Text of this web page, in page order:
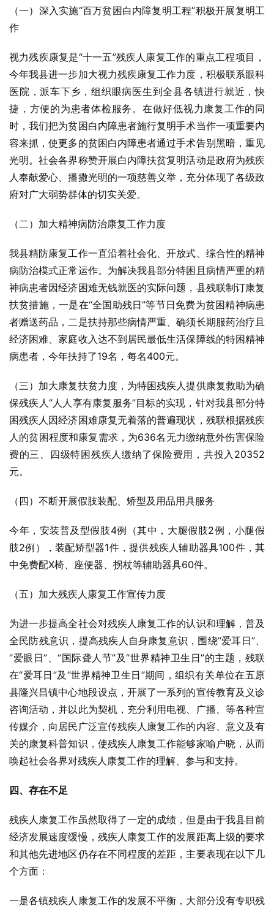
（一）深入实施“百万贫困白内障复明工程”积极开展复明工
作
视力残疾康复是“十一五”残疾人康复工作的重点工程项目，
今年我县进一步加大视力残疾康复工作力度，积极联系眼科
医院，派车下乡，组织眼病医生到全县各镇进行就近，快
捷，方便的为患者体检服务。在做好低视力康复工作的同
时，我们把为贫困白内障患者施行复明手术当作一项重要内
容来抓，使更多的贫困白内障患者通过手术告别黑暗，重见
光明。社会各界称赞开展白内障扶贫复明活动是政府为残疾
人奉献爱心、播撒光明的一项慈善义举，充分体现了各级政
府对广大弱势群体的切实关爱。
（二）加大精神病防治康复工作力度
我县精防康复工作一直沿着社会化、开放式、综合性的精神
病防治模式正常运作。为解决我县部分特困且病情严重的精
神病患者因经济困难无钱就医的实际问题，县残联制订康复
扶贫措施，一是在“全国助残日”等节日免费为贫困精神病患
者赠送药品，二是扶持那些病情严重、确须长期服药治疗且
经济困难、家庭收入达不到居民最低生活保障线的特困精神
病患者，今年扶持了19名，每名400元。
（三）加大康复扶贫力度，为特困残疾人提供康复救助为确
保残疾人“人人享有康复服务”目标的实现，针对我县部分特
困残疾人因经济困难康复无着落的普遍现状，残联根据残疾
人的贫困程度和康复需求，为636名无力缴纳意外伤害保险
费的三、四级特困残疾人缴纳了保险费用，共投入20352
元。
（四）不断开展假肢装配、矫型及用品用具服务
今年，安装普及型假肢4例（其中，大腿假肢2例，小腿假
肢2例），装配矫型器1件，提供残疾人辅助器具100件，其
中免费配X椅、座便器、拐杖等辅助器具60件。
（五）加大残疾人康复工作宣传力度
为进一步提高全社会对残疾人康复工作的认识和理解，普及
全民防残意识，提高残疾人自身康复意识，围绕“爱耳日”、
“爱眼日”、“国际聋人节”及“世界精神卫生日”的主题，残联
在“爱耳日”及“世界精神卫生日”期间，组织有关单位在五原
县隆兴昌镇中心地段设点，开展了一系列的宣传教育及义诊
咨询活动，并以此为契机，充分利用电视、广播、等各种宣
传媒介，向居民广泛宣传残疾人康复工作的内容、意义及有
关的康复科普知识，使残疾人康复工作能够家喻户晓，从而
唤起社会各界对残疾人康复工作的理解、参与和支持。
四、存在不足
残疾人康复工作虽然取得了一定的成绩，但是由于我县目前
经济发展速度缓慢，残疾人康复工作的发展距离上级的要求
和其他先进地区仍存在不同程度的差距，主要表现在以下几
个方面：
一是各镇残疾人康复工作的发展不平衡，大部分没有专职残